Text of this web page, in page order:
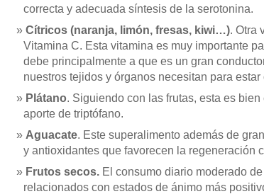
correcta y adecuada síntesis de la serotonina.
Cítricos (naranja, limón, fresas, kiwi…). Otra
Vitamina C. Esta vitamina es muy importante
debe principalmente a que es un gran
nuestros tejidos y órganos necesitan para estar
Plátano. Siguiendo con las frutas, esta es
aporte de triptófano.
Aguacate. Este superalimento además de
y antioxidantes que favorecen la regeneración
Frutos secos. El consumo diario moderado
relacionados con estados de ánimo más